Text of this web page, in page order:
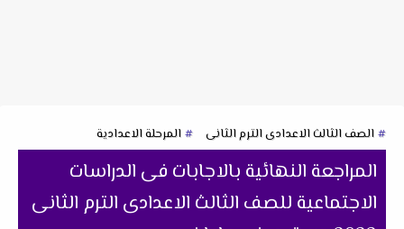
الصف الثالث الاعدادى الترم الثانى المرحلة الاعدادية
المراجعة النهائية بالاجابات فى الدراسات
الاجتماعية للصف الثالث الاعدادى الترم الثانى